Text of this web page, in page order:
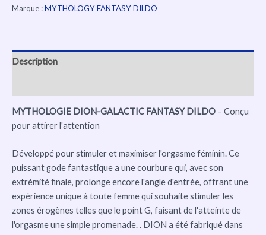
Marque :MYTHOLOGY FANTASY DILDO
Description
MYTHOLOGIE DION-GALACTIC FANTASY DILDO – Conçu
pour attirer l'attention
Développé pour stimuler et maximiser l'orgasme féminin. Ce
puissant gode fantastique a une courbure qui, avec son
extrémité finale, prolonge encore l'angle d'entrée, offrant une
expérience unique à toute femme qui souhaite stimuler les
zones érogènes telles que le point G, faisant de l'atteinte de
l'orgasme une simple promenade. . DION a été fabriqué dans